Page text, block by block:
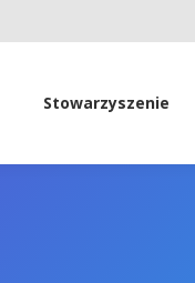
Stowarzyszenie